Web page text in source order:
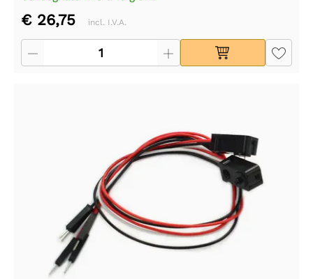
€ 26,75 incl. I.V.A.